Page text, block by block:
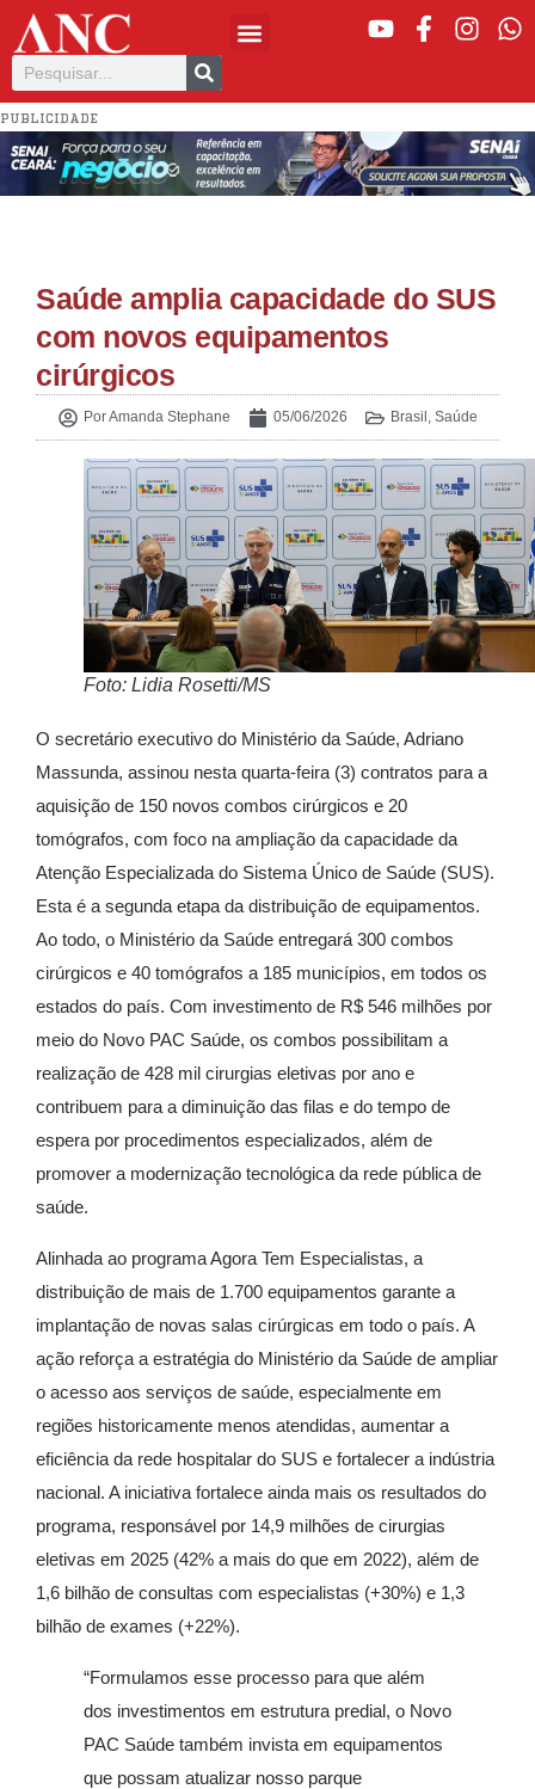
PUBLICIDADE
Saúde amplia capacidade do SUS
com novos equipamentos
cirúrgicos
PorAmanda Stephane 05/06/2026 Brasil , Saúde
Foto: Lidia Rosetti/MS
O secretário executivo do Ministério da Saúde, Adriano
Massunda, assinou nesta quarta-feira (3) contratos para a
aquisição de 150 novos combos cirúrgicos e 20
tomógrafos, com foco na ampliação da capacidade da
Atenção Especializada do Sistema Único de Saúde (SUS).
Esta é a segunda etapa da distribuição de equipamentos.
Ao todo, o Ministério da Saúde entregará 300 combos
cirúrgicos e 40 tomógrafos a 185 municípios, em todos os
estados do país. Com investimento de R$ 546 milhões por
meio do Novo PAC Saúde, os combos possibilitam a
realização de 428 mil cirurgias eletivas por ano e
contribuem para a diminuição das filas e do tempo de
espera por procedimentos especializados, além de
promover a modernização tecnológica da rede pública de
saúde.
Alinhada ao programa Agora Tem Especialistas, a
distribuição de mais de 1.700 equipamentos garante a
implantação de novas salas cirúrgicas em todo o país. A
ação reforça a estratégia do Ministério da Saúde de ampliar
o acesso aos serviços de saúde, especialmente em
regiões historicamente menos atendidas, aumentar a
eficiência da rede hospitalar do SUS e fortalecer a indústria
nacional. A iniciativa fortalece ainda mais os resultados do
programa, responsável por 14,9 milhões de cirurgias
eletivas em 2025 (42% a mais do que em 2022), além de
1,6 bilhão de consultas com especialistas (+30%) e 1,3
bilhão de exames (+22%).
“Formulamos esse processo para que além
dos investimentos em estrutura predial, o Novo
PAC Saúde também invista em equipamentos
que possam atualizar nosso parque